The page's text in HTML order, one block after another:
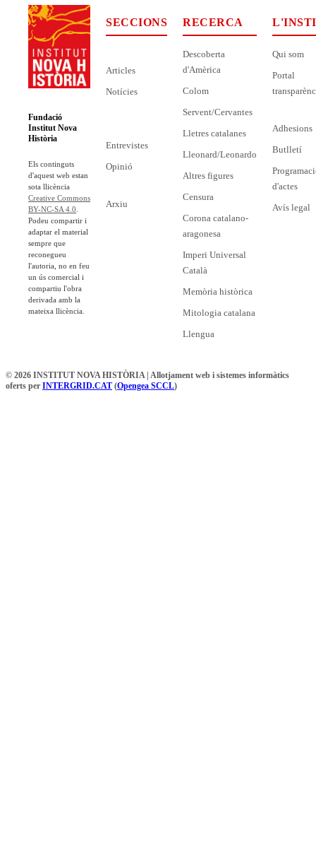
Fundació
Institut Nova
Història
Els continguts
d'aquest web estan
sota llicència
Creative Commons
BY-NC-SA 4.0
Podeu compartir i
adaptar el material
sempre que
reconegueu
l'autoria, no en feu
un ús comercial i
compartiu l'obra
derivada amb la
mateixa llicència.
SECCIONS
Articles
Notícies
Entrevistes
Opinió
Arxiu
RECERCA
Descoberta
d'Amèrica
Colom
Servent/Cervantes
Lletres catalanes
Lleonard/Leonardo
Altres figures
Censura
Corona catalano-
aragonesa
Imperi Universal
Català
Memòria històrica
Mitologia catalana
Llengua
Qui som
Portal
Adhesions
Butlletí
d'actes
Avís legal
© 2026 INSTITUT NOVA HISTÒRIA | Allotjament web i sistemes informàtics
oferts per INTERGRID.CAT (Opengea SCCL)